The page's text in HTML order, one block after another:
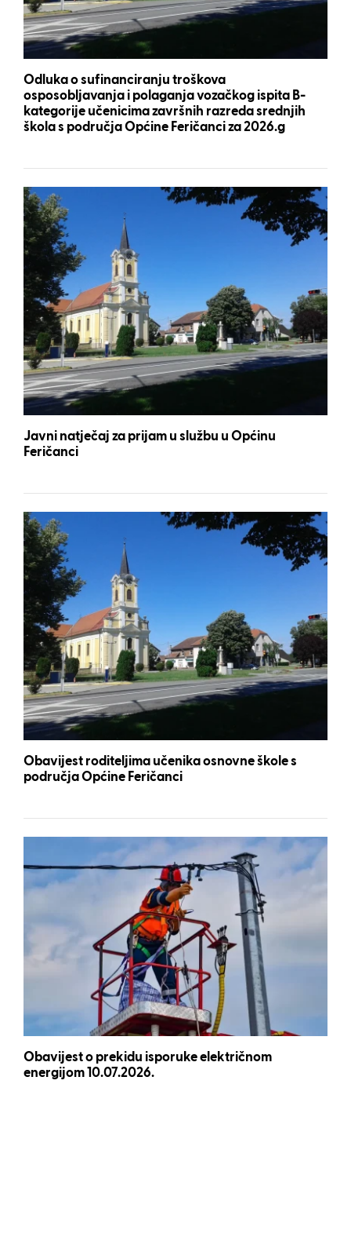
Odluka o sufinanciranju troškova
osposobljavanja i polaganja vozačkog ispita B-
kategorije učenicima završnih razreda srednjih
škola s područja Općine Feričanci za 2026.g
Javni natječaj za prijam u službu u Općinu
Feričanci
Obavijest roditeljima učenika osnovne škole s
područja Općine Feričanci
Obavijest o prekidu isporuke električnom
energijom 10.07.2026.